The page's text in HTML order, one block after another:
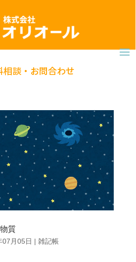
相談・お問合わせ
質
07月05日 | 雑記帳